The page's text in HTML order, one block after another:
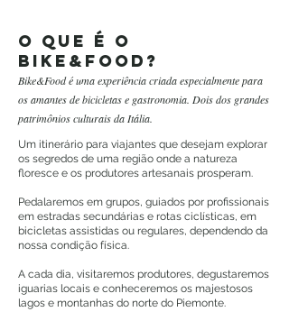
O que é o
bike&food?
Bike&Food é uma experiência criada especialmente para
os amantes de bicicletas e gastronomia. Dois dos grandes
patrimônios culturais da Itália.
Um itinerário para viajantes que desejam explorar
os segredos de uma região onde a natureza
floresce e os produtores artesanais prosperam.
Pedalaremos em grupos, guiados por profissionais
em estradas secundárias e rotas ciclísticas, em
bicicletas assistidas ou regulares, dependendo da
nossa condição física.
A cada dia, visitaremos produtores, degustaremos
iguarias locais e conheceremos os majestosos
lagos e montanhas do norte do Piemonte.